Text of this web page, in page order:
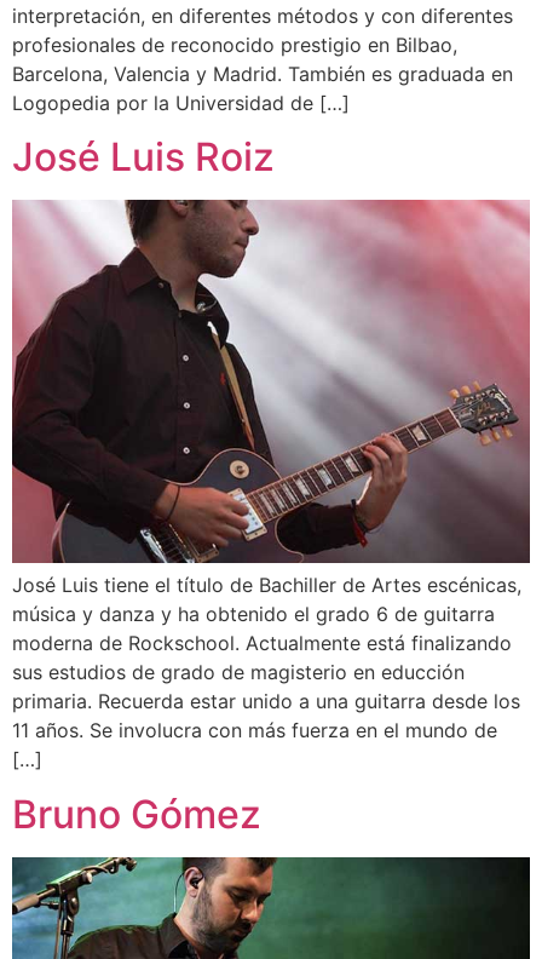
interpretación, en diferentes métodos y con diferentes
profesionales de reconocido prestigio en Bilbao,
Barcelona, Valencia y Madrid. También es graduada en
Logopedia por la Universidad de […]
José Luis Roiz
José Luis tiene el título de Bachiller de Artes escénicas,
música y danza y ha obtenido el grado 6 de guitarra
moderna de Rockschool. Actualmente está finalizando
sus estudios de grado de magisterio en educción
primaria. Recuerda estar unido a una guitarra desde los
11 años. Se involucra con más fuerza en el mundo de
[…]
Bruno Gómez